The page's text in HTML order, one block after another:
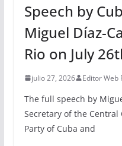
Speech by
Miguel Díaz-
Rio on July
julio 27, 2026 Editor Web
The full speech by
Secretary of the
Party of Cuba and